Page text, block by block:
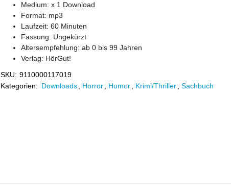
Medium: x 1 Download
Format: mp3
Laufzeit: 60 Minuten
Fassung: Ungekürzt
Altersempfehlung: ab 0 bis 99 Jahren
Verlag: HörGut!
SKU: 9110000117019
Kategorien: Downloads Horror Humor Krimi/Thriller Sachbuch